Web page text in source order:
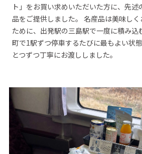
ト」をお買い求めいただいた方に、先
品をご提供しました。 名産品は美味し
ために、出発駅の三島駅で一度に積み込
町で1駅ずつ停車するたびに最もよい状
とつずつ丁寧にお渡ししました。